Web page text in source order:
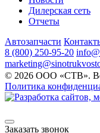
Дилерская сеть
Отчеты
Автозапчасти
8 (800) 250-95-20
© 2026 ООО «СТВ».
Политика
Заказать звонок